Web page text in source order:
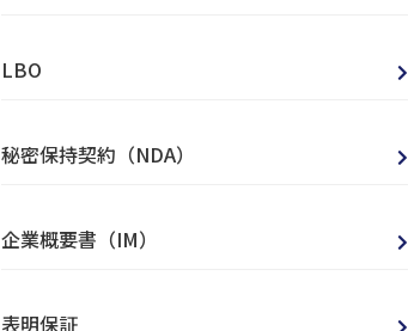
LBO
秘密保持契約（NDA）
企業概要書（IM）
表明保証